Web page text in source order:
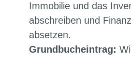
Immobilie und das
abschreiben und
absetzen.
Grundbucheintrag: